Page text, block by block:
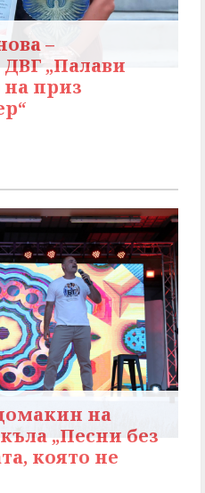
–
„Палави
на приз
на
„Песни без
която не